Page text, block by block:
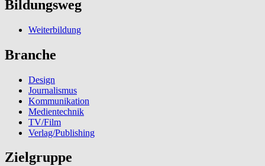
Bildungsweg
Weiterbildung
Branche
Design
Journalismus
Kommunikation
Medientechnik
TV/Film
Verlag/Publishing
Zielgruppe